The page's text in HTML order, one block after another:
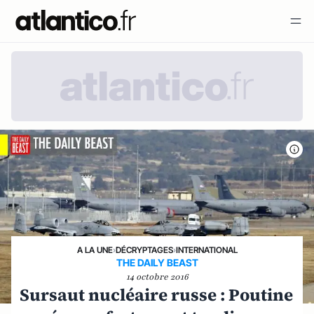
A LA UNE›DÉCRYPTAGES›INTERNATIONAL
THE DAILY BEAST
14 octobre 2016
Sursaut nucléaire russe : Poutine